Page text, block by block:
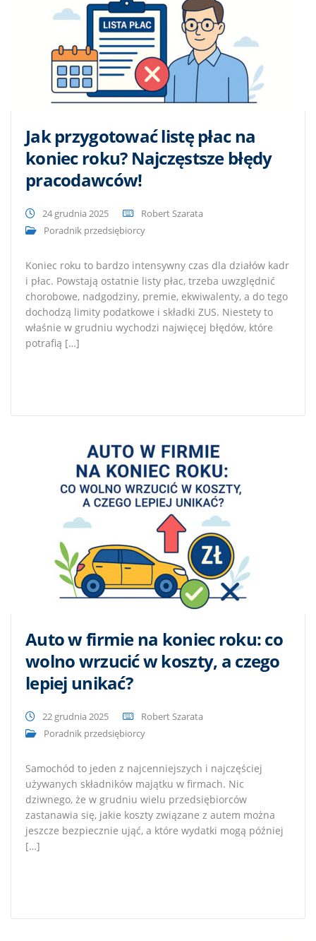
Jak przygotować listę płac na
koniec roku? Najczęstsze błędy
pracodawców!
24 grudnia 2025
Robert Szarata
Poradnik przedsiębiorcy
Koniec roku to bardzo intensywny czas dla działów kadr
i płac. Powstają ostatnie listy płac, trzeba uwzględnić
chorobowe, nadgodziny, premie, ekwiwalenty, a do tego
dochodzą limity podatkowe i składki ZUS. Niestety to
właśnie w grudniu wychodzi najwięcej błędów, które
potrafią […]
Auto w firmie na koniec roku: co
wolno wrzucić w koszty, a czego
lepiej unikać?
22 grudnia 2025
Robert Szarata
Poradnik przedsiębiorcy
Samochód to jeden z najcenniejszych i najczęściej
używanych składników majątku w firmach. Nic
dziwnego, że w grudniu wielu przedsiębiorców
zastanawia się, jakie koszty związane z autem można
jeszcze bezpiecznie ująć, a które wydatki mogą później
[…]